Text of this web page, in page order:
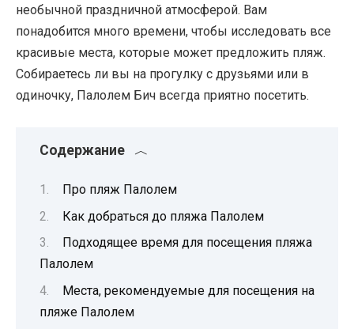
необычной праздничной атмосферой. Вам
понадобится много времени, чтобы исследовать все
красивые места, которые может предложить пляж.
Собираетесь ли вы на прогулку с друзьями или в
одиночку, Палолем Бич всегда приятно посетить.
Содержание
Про пляж Палолем
Как добраться до пляжа Палолем
Подходящее время для посещения пляжа
Палолем
Места, рекомендуемые для посещения на
пляже Палолем